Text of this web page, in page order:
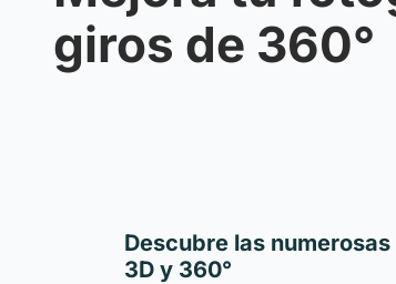
giros de 360°
Descubre las
3D y 360°